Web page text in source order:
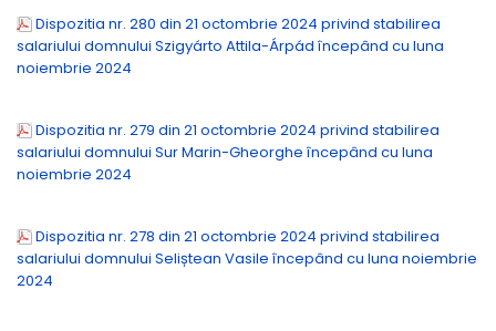
Dispozitia nr. 280 din 21 octombrie 2024 privind stabilirea
salariului domnului Szigyárto Attila-Árpád începând cu luna
noiembrie 2024
Dispozitia nr. 279 din 21 octombrie 2024 privind stabilirea
salariului domnului Sur Marin-Gheorghe începând cu luna
noiembrie 2024
Dispozitia nr. 278 din 21 octombrie 2024 privind stabilirea
salariului domnului Seliștean Vasile începând cu luna noiembrie
2024